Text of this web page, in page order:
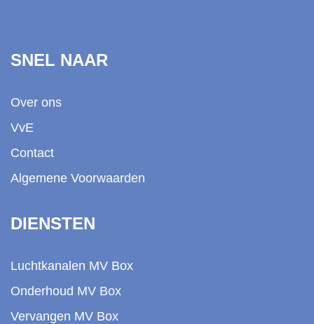
SNEL NAAR
Over ons
VvE
Contact
Algemene Voorwaarden
DIENSTEN
Luchtkanalen MV Box
Onderhoud MV Box
Vervangen MV Box